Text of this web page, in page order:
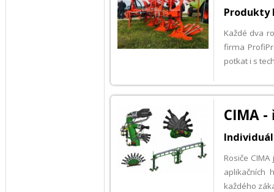
Produkty
Každé dva
firma
potkat i s
CIMA
Rosiče
aplikačních
každého